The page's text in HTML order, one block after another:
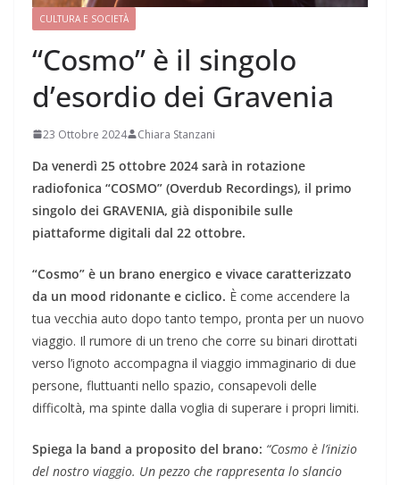
CULTURA E SOCIETÀ
“Cosmo” è il singolo
d’esordio dei Gravenia
23 Ottobre 2024 Chiara Stanzani
Da venerdì 25 ottobre 2024 sarà in rotazione
radiofonica “COSMO” (Overdub Recordings), il primo
singolo dei GRAVENIA, già disponibile sulle
piattaforme digitali dal 22 ottobre.
“Cosmo” è un brano energico e vivace caratterizzato
da un mood ridonante e ciclico. È come accendere la
tua vecchia auto dopo tanto tempo, pronta per un nuovo
viaggio. Il rumore di un treno che corre su binari dirottati
verso l’ignoto accompagna il viaggio immaginario di due
persone, fluttuanti nello spazio, consapevoli delle
difficoltà, ma spinte dalla voglia di superare i propri limiti.
Spiega la band a proposito del brano: “Cosmo è l’inizio
del nostro viaggio. Un pezzo che rappresenta lo slancio